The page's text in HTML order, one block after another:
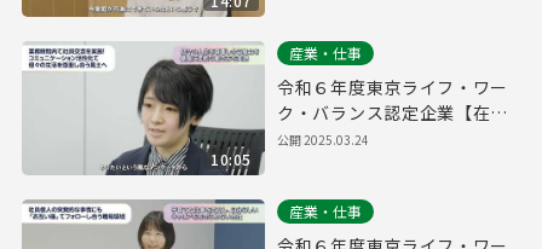
10:05
産業・仕事
令和６年度東京ライフ・ワー
ク・バランス認定企業【在住
ビジネス株式会社】
公開2025.03.24
産業・仕事